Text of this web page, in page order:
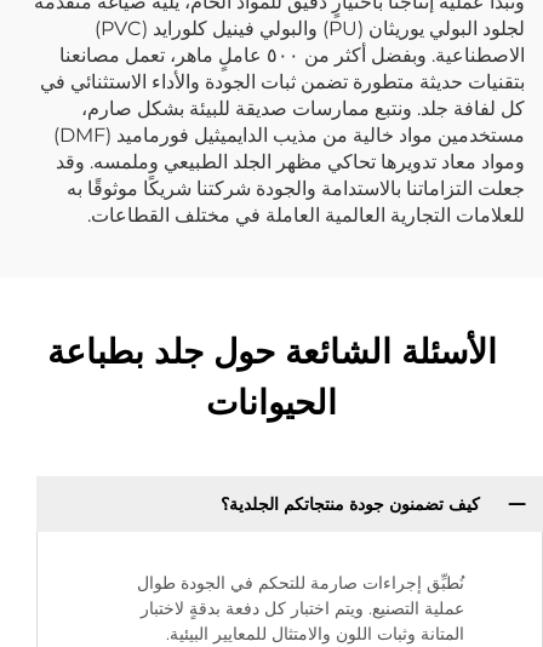
لجلود البولي يوريثان (PU) والبولي فينيل كلورايد (PVC)
الاصطناعية. وبفضل أكثر من ٥٠٠ عاملٍ ماهر، تعمل مصانعنا
بتقنيات حديثة متطورة تضمن ثبات الجودة والأداء الاستثنائي في
كل لفافة جلد. ونتبع ممارسات صديقة للبيئة بشكل صارم،
مستخدمين مواد خالية من مذيب الدايميثيل فورماميد (DMF)
ومواد معاد تدويرها تحاكي مظهر الجلد الطبيعي وملمسه. وقد
جعلت التزاماتنا بالاستدامة والجودة شركتنا شريكًا موثوقًا به
للعلامات التجارية العالمية العاملة في مختلف القطاعات.
الأسئلة الشائعة حول جلد بطباعة
الحيوانات
كيف تضمنون جودة منتجاتكم الجلدية؟
نُطبِّق إجراءات صارمة للتحكم في الجودة طوال
عملية التصنيع. ويتم اختبار كل دفعة بدقةٍ لاختبار
المتانة وثبات اللون والامتثال للمعايير البيئية.